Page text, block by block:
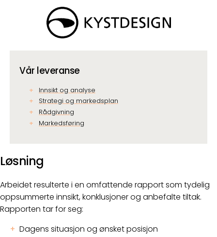
Vår leveranse
Innsikt og analyse
Strategi og markedsplan
Rådgivning
Markedsføring
Løsning
Arbeidet resulterte i en omfattende rapport som tydelig
oppsummerte innsikt, konklusjoner og anbefalte tiltak.
Rapporten tar for seg:
Dagens situasjon og ønsket posisjon